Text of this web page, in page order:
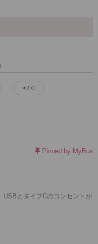
<3.0
Pinned by MyBus
USBとタイプCのコンセントが
した。
胡椒が置いてあったので物